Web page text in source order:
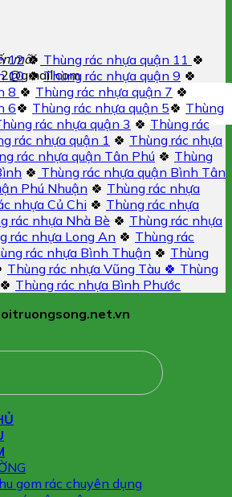
mãi
12🍀 Thùng rác nhựa quận 11 🍀
10🍀Thùng rác nhựa quận 9 🍀
8 🍀 Thùng rác nhựa quận 7 🍀
6🍀 Thùng rác nhựa quận 5🍀 Thùng
rác nhựa quận 3 🍀 Thùng rác
rác nhựa quận 1 🍀 Thùng rác nhựa
rác nhựa quận Tân Phú 🍀 Thùng
🍀 Thùng rác nhựa quận Bình Tân
Phú Nhuận 🍀 Thùng rác nhựa
nhựa Củ Chi 🍀 Thùng rác nhựa
rác nhựa Nhà Bè 🍀 Thùng rác nhựa
rác nhựa Long An 🍀 Thùng rác
rác nhựa Bình Thuận 🍀 Thùng
Thùng rác nhựa Vũng Tàu 🍀 Thùng
🍀 Thùng rác nhựa Bình Phước
gom rác chuyên dụng